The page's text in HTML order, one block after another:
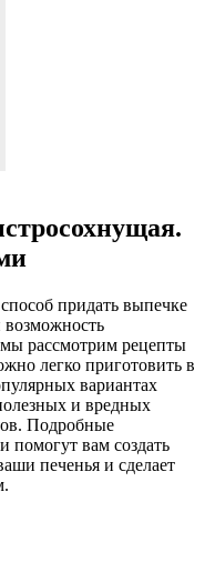
придать выпечке
мы рассмотрим рецепты
легко приготовить в
вариантах
и вредных
Подробные
помогут вам создать
печенья и сделает